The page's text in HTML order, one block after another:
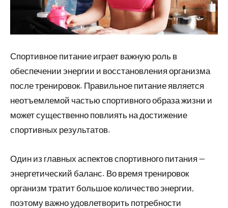
Спортивное питание играет важную роль в
обеспечении энергии и восстановления организма
после тренировок. Правильное питание является
неотъемлемой частью спортивного образа жизни и
может существенно повлиять на достижение
спортивных результатов.
Один из главных аспектов спортивного питания —
энергетический баланс. Во время тренировок
организм тратит большое количество энергии,
поэтому важно удовлетворить потребности